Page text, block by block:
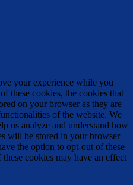
your experience while you
these cookies, the cookies that
on your browser as they are
of the website. We
us analyze and understand how
will be stored in your browser
the option to opt-out of these
cookies may have an effect